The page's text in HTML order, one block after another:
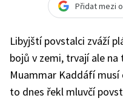
Přidat mezi
Libyjští povstalci zváží
bojů v zemi, trvají ale
Muammar Kaddáfí
to dnes řekl mluvčí